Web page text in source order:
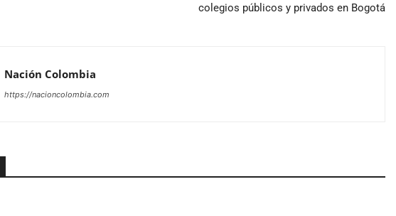
colegios públicos y privados en Bogotá
Nación Colombia
https://nacioncolombia.com